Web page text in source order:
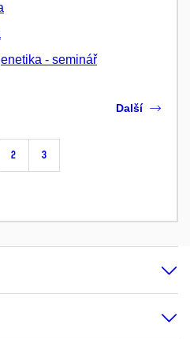
- seminář
2 3
Další